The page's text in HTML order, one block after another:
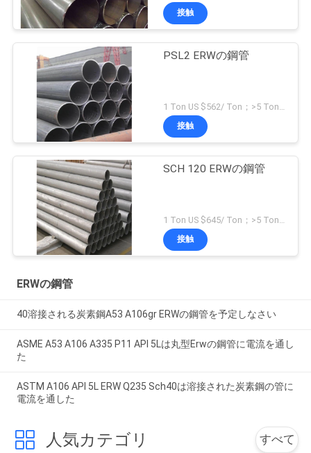
接触
PSL2 ERWの鋼管
接触
SCH 120 ERWの鋼管
接触
ERWの鋼管
40溶接される炭素鋼A53 A106gr ERWの鋼管を予定しなさい
ASME A53 A106 A335 P11 API 5Lは丸型Erwの鋼管に電流を通し
た
ASTM A106 API 5L ERW Q235 Sch40は溶接された炭素鋼の管に
電流を通した
人気カテゴリ すべて